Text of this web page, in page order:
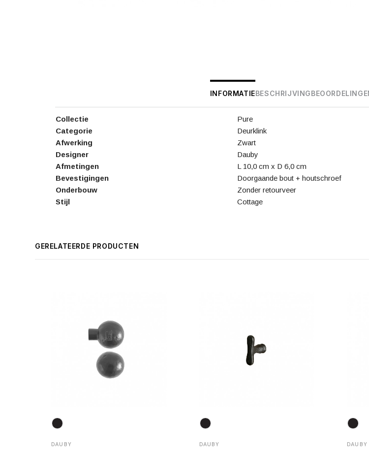
INFORMATIEBESCHRIJVING
Collectie
Pure
Categorie
Deurklink
Afwerking
Zwart
Designer
Dauby
Afmetingen
L 10,0 cm x D 6,0 cm
Bevestigingen
Doorgaande bout + houtschroef
Onderbouw
Zonder retourveer
Stijl
Cottage
GERELATEERDE PRODUCTEN
DAUBY DAUBY DAUBY